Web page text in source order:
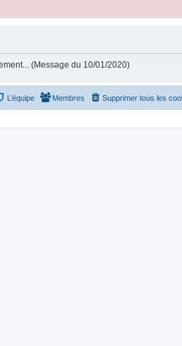
(Message du 10/01/2020)
Supprimer tous les
Membres
L’équipe